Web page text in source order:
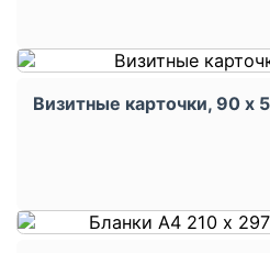
Визитные карточки, 90 x